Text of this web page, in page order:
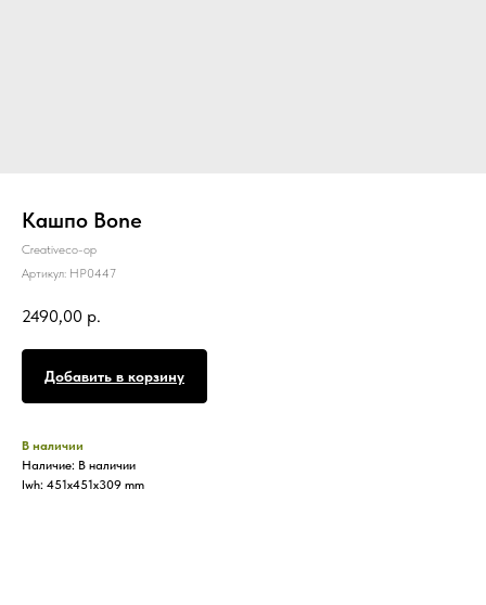
Кашпо Bone
Creativeco-op
Артикул: HP0447
2490,00 р.
Добавить в корзину
В наличии
Наличие: В наличии
lwh: 451x451x309 mm